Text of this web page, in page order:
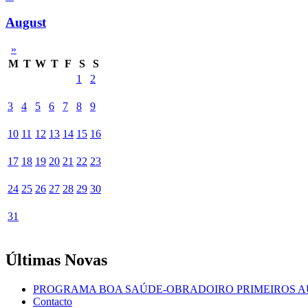
August
»
M T W T F S
S
1
2
3 4 5 6 7 8 9
10 11 12 13 14 15 16
17 18 19 20 21 22 23
24 25 26 27 28 29 30
31
Últimas Novas
PROGRAMA BOA SAÚDE-OBRADOIRO PRIMEIROS
Contacto